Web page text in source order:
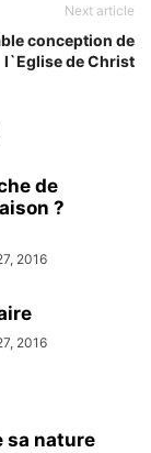
Next article
conception de
l`Eglise de Christ
de
?
2016
2016
sa nature